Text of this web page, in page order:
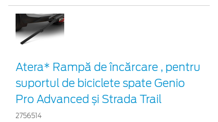
Atera* Rampă de încărcare , pentru
suportul de biciclete spate Genio
Pro Advanced și Strada Trail
2756514